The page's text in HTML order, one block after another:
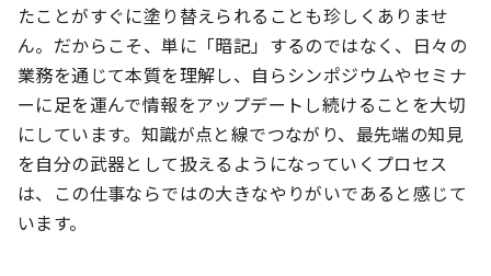
たことがすぐに塗り替えられることも珍しくありませ
ん。だからこそ、単に「暗記」するのではなく、日々の
業務を通じて本質を理解し、自らシンポジウムやセミナ
ーに足を運んで情報をアップデートし続けることを大切
にしています。知識が点と線でつながり、最先端の知見
を自分の武器として扱えるようになっていくプロセス
は、この仕事ならではの大きなやりがいであると感じて
います。